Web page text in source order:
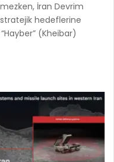
İran Devrim
stratejik hedeflerine
(Kheibar)